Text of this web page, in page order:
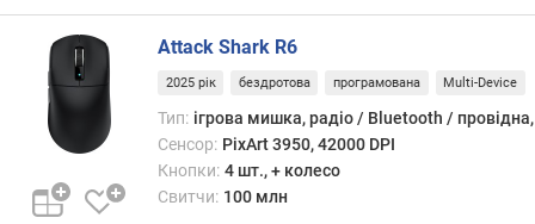
і
с
ь
е
с
о
Attack Shark R6
2025 рік бездротова програмована Multi-Device
Тип: ігрова мишка, радіо / Bluetooth / провідна,
Сенсор: PixArt 3950, 42000 DPI
Кнопки: 4 шт., + колесо
Свитчи: 100 млн